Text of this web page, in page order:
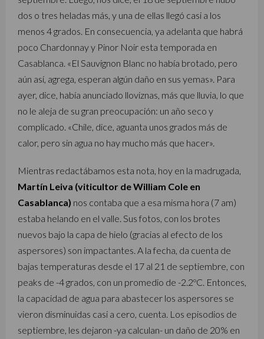
dos o tres heladas más, y una de ellas llegó casi a los
menos 4 grados. En consecuencia, ya adelanta que habrá
poco Chardonnay y Pinor Noir esta temporada en
Casablanca. «El Sauvignon Blanc no había brotado, pero
aún así, agrega, esperan algún daño en sus yemas». Para
ayer, dice, había anunciado lloviznas, más que lluvia, lo que
no le aleja de su gran preocupación: un año seco y
complicado. «Chile, dice, aguanta unos grados más de
calor, pero sin agua no hay mucho más que hacer».
Mientras redactábamos esta nota, hoy en la madrugada,
Martín Leiva (viticultor de William Cole en
Casablanca) nos contaba que a esa misma hora (7 am)
estaba helando en el valle. Sus fotos, con los brotes
nuevos bajo la capa de hielo (gracias al efecto de los
aspersores) son impactantes. A la fecha, da cuenta de
bajas temperaturas desde el 17 al 21 de septiembre, con
peaks de -4 grados, con un promedio de -2.2ºC. Entonces,
la capacidad de agua para abastecer los aspersores se
vieron disminuidas casi a cero, cuenta. Los episodios de
septiembre, les dejaron -ya calculan- un daño de 20% en